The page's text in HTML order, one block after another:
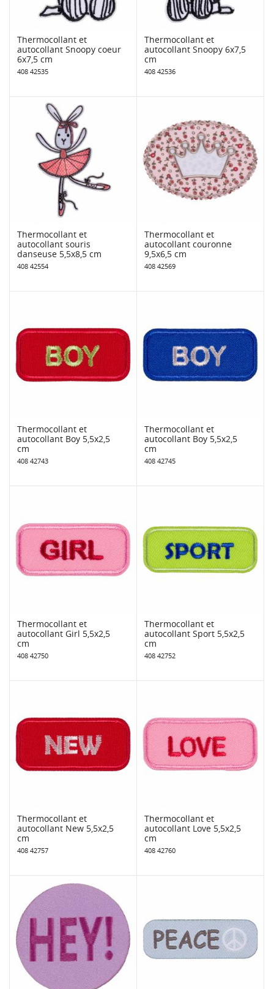
Thermocollant et
autocollant Snoopy coeur
6x7,5 cm
408 42535
Thermocollant et
autocollant Snoopy 6x7,5
cm
408 42536
Thermocollant et
autocollant souris
danseuse 5,5x8,5 cm
408 42554
Thermocollant et
autocollant couronne
9,5x6,5 cm
408 42569
Thermocollant et
autocollant Boy 5,5x2,5
cm
408 42743
Thermocollant et
autocollant Boy 5,5x2,5
cm
408 42745
Thermocollant et
autocollant Girl 5,5x2,5
cm
408 42750
Thermocollant et
autocollant Sport 5,5x2,5
cm
408 42752
Thermocollant et
autocollant New 5,5x2,5
cm
408 42757
Thermocollant et
autocollant Love 5,5x2,5
cm
408 42760